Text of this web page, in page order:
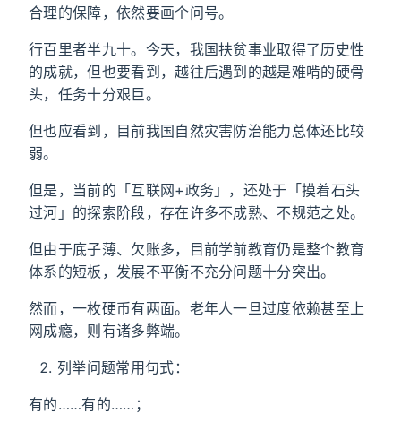
合理的保障，依然要画个问号。
行百里者半九十。今天，我国扶贫事业取得了历史性
的成就，但也要看到，越往后遇到的越是难啃的硬骨
头，任务十分艰巨。
但也应看到，目前我国自然灾害防治能力总体还比较
弱。
但是，当前的「互联网+政务」，还处于「摸着石头
过河」的探索阶段，存在许多不成熟、不规范之处。
但由于底子薄、欠账多，目前学前教育仍是整个教育
体系的短板，发展不平衡不充分问题十分突出。
然而，一枚硬币有两面。老年人一旦过度依赖甚至上
网成瘾，则有诸多弊端。
列举问题常用句式：
有的……有的……；